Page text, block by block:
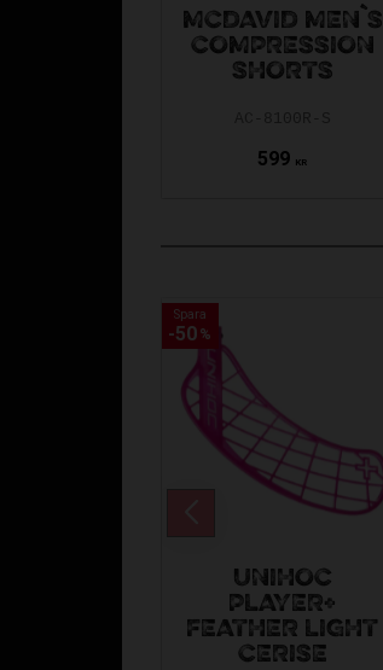
MCDAVID MEN`S
COMPRESSION
SHORTS
599 KR
Spara
50 %
UNIHOC
PLAYER+
FEATHER LIGHT
CERISE
Spara
50 %